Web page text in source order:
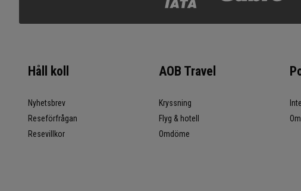
Håll koll
Nyhetsbrev
Reseförfrågan
Resevillkor
AOB Travel
Kryssning
Flyg & hotell
Omdöme